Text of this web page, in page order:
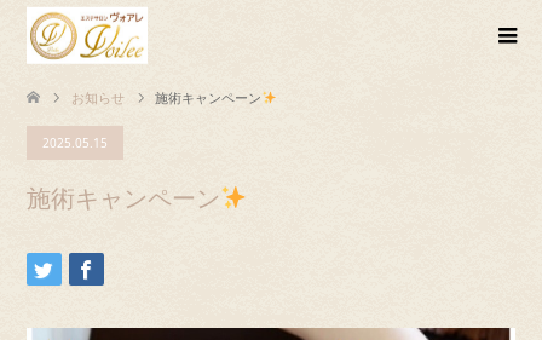
お知らせ 施術キャンペーン
2025.05.15
施術キャンペーン